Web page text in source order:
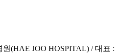
원(HAE JOO HOSPITAL) / 대표